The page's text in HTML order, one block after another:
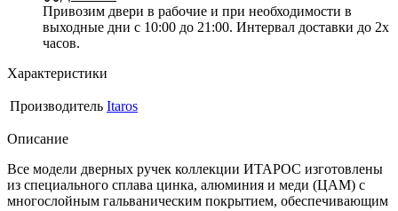
Привозим двери в рабочие и при необходимости в
выходные дни с 10:00 до 21:00. Интервал доставки до 2х
часов.
Характеристики
Производитель Itaros
Описание
Все модели дверных ручек коллекции ИТАРОС изготовлены
из специального сплава цинка, алюминия и меди (ЦАМ) с
многослойным гальваническим покрытием, обеспечивающим